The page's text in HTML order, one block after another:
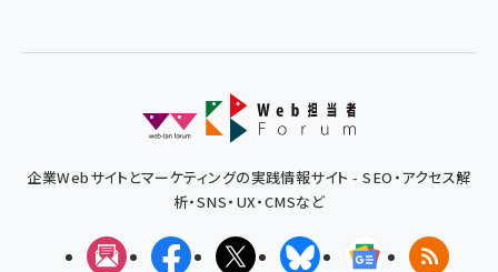
企業Webサイトとマーケティングの実践情報サイト - SEO・アクセス解
析・SNS・UX・CMSなど
メルマガFacebookX(エックス)BlueskyGoogleニュ
RSS